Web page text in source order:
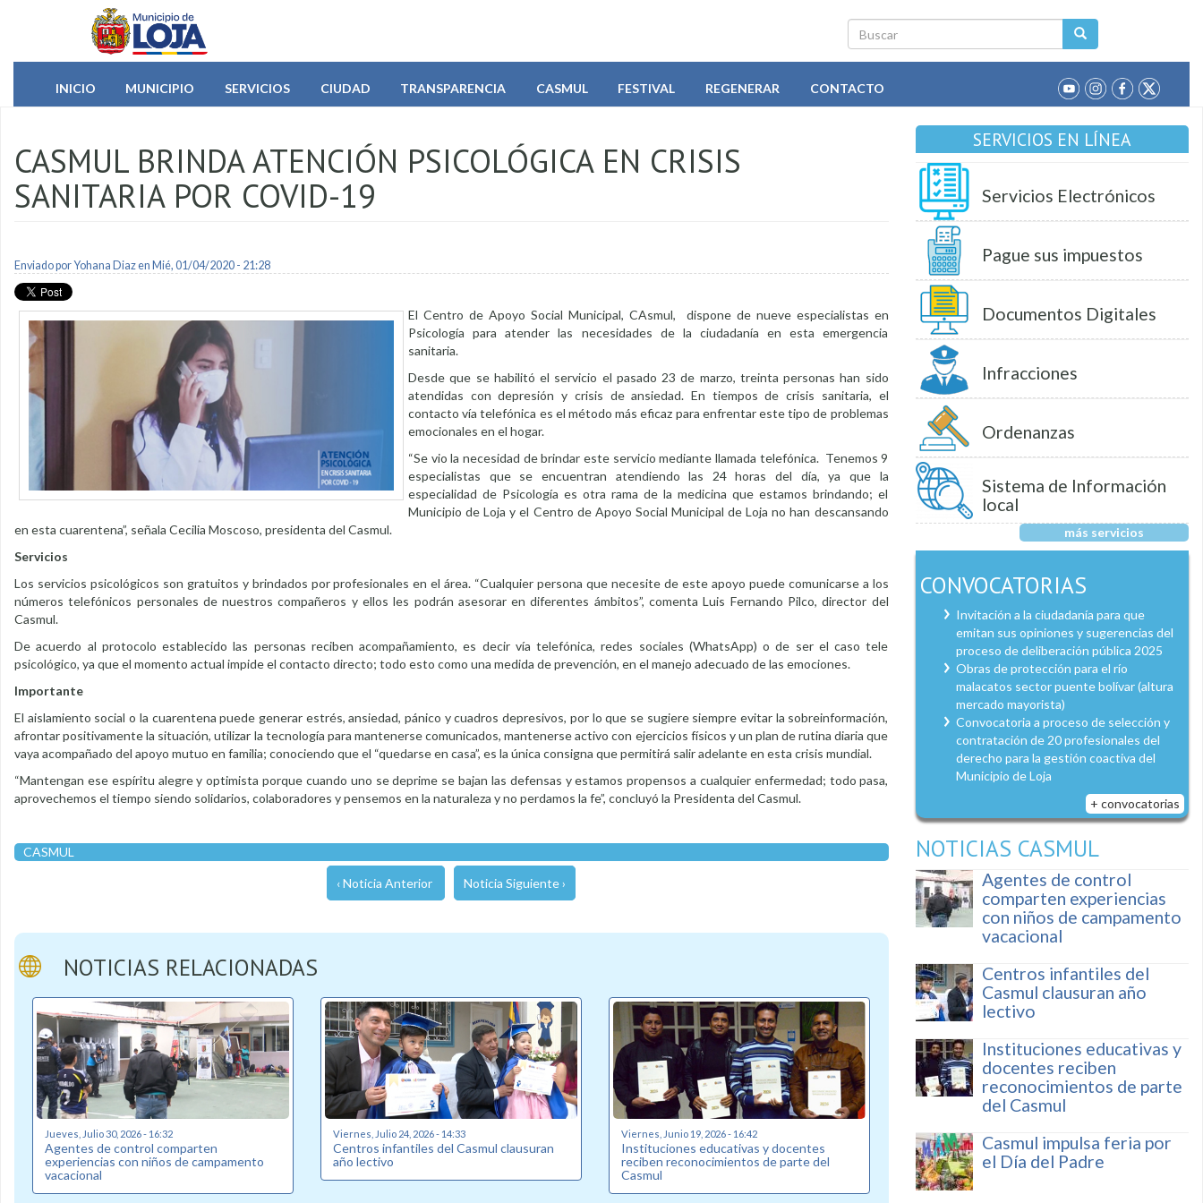
Pasar al contenido principal
Buscar
INICIO
MUNICIPIO SERVICIOS CIUDAD TRANSPARENCIA CASMUL FESTIVAL REGENERAR CONTACTO
CASMUL BRINDA ATENCIÓN PSICOLÓGICA EN CRISIS
SANITARIA POR COVID-19
Enviado porYohana Diazen Mié, 01/04/2020 - 21:28
El Centro de Apoyo Social Municipal, CAsmul, dispone de nueve especialistas en
Psicología para atender las necesidades de la ciudadanía en esta emergencia
sanitaria.
Desde que se habilitó el servicio el pasado 23 de marzo, treinta personas han sido
atendidas con depresión y crisis de ansiedad. En tiempos de crisis sanitaria, el
contacto vía telefónica es el método más eficaz para enfrentar este tipo de problemas
emocionales en el hogar.
“Se vio la necesidad de brindar este servicio mediante llamada telefónica. Tenemos 9
especialistas que se encuentran atendiendo las 24 horas del día, ya que la
especialidad de Psicología es otra rama de la medicina que estamos brindando; el
Municipio de Loja y el Centro de Apoyo Social Municipal de Loja no han descansando
en esta cuarentena”, señala Cecilia Moscoso, presidenta del Casmul.
Servicios
Los servicios psicológicos son gratuitos y brindados por profesionales en el área. “Cualquier persona que necesite de este apoyo puede comunicarse a los
números telefónicos personales de nuestros compañeros y ellos les podrán asesorar en diferentes ámbitos”, comenta Luis Fernando Pilco, director del
Casmul.
De acuerdo al protocolo establecido las personas reciben acompañamiento, es decir vía telefónica, redes sociales (WhatsApp) o de ser el caso tele
psicológico, ya que el momento actual impide el contacto directo; todo esto como una medida de prevención, en el manejo adecuado de las emociones.
Importante
El aislamiento social o la cuarentena puede generar estrés, ansiedad, pánico y cuadros depresivos, por lo que se sugiere siempre evitar la sobreinformación,
afrontar positivamente la situación, utilizar la tecnología para mantenerse comunicados, mantenerse activo con ejercicios físicos y un plan de rutina diaria que
vaya acompañado del apoyo mutuo en familia; conociendo que el “quedarse en casa”, es la única consigna que permitirá salir adelante en esta crisis mundial.
“Mantengan ese espíritu alegre y optimista porque cuando uno se deprime se bajan las defensas y estamos propensos a cualquier enfermedad; todo pasa,
aprovechemos el tiempo siendo solidarios, colaboradores y pensemos en la naturaleza y no perdamos la fe”, concluyó la Presidenta del Casmul.
CASMUL
‹ Noticia Anterior Noticia Siguiente ›
NOTICIAS RELACIONADAS
Jueves, Julio 30, 2026 - 16:32
Agentes de control comparten
experiencias con niños de campamento
vacacional
Viernes, Julio 24, 2026 - 14:33
Centros infantiles del Casmul clausuran
año lectivo
Viernes, Junio 19, 2026 - 16:42
Instituciones educativas y docentes
reciben reconocimientos de parte del
Casmul
SERVICIOS EN LÍNEA
Servicios Electrónicos
Pague sus impuestos
Documentos Digitales
Infracciones
Ordenanzas
Sistema de Información
local
más servicios
CONVOCATORIAS
Invitación a la ciudadanía para que
emitan sus opiniones y sugerencias del
proceso de deliberación pública 2025
Obras de protección para el río
malacatos sector puente bolívar (altura
mercado mayorista)
Convocatoria a proceso de selección y
contratación de 20 profesionales del
derecho para la gestión coactiva del
Municipio de Loja
+ convocatorias
NOTICIAS CASMUL
Agentes de control
comparten experiencias
con niños de campamento
vacacional
Centros infantiles del
Casmul clausuran año
lectivo
Instituciones educativas y
docentes reciben
reconocimientos de parte
del Casmul
Casmul impulsa feria por
el Día del Padre